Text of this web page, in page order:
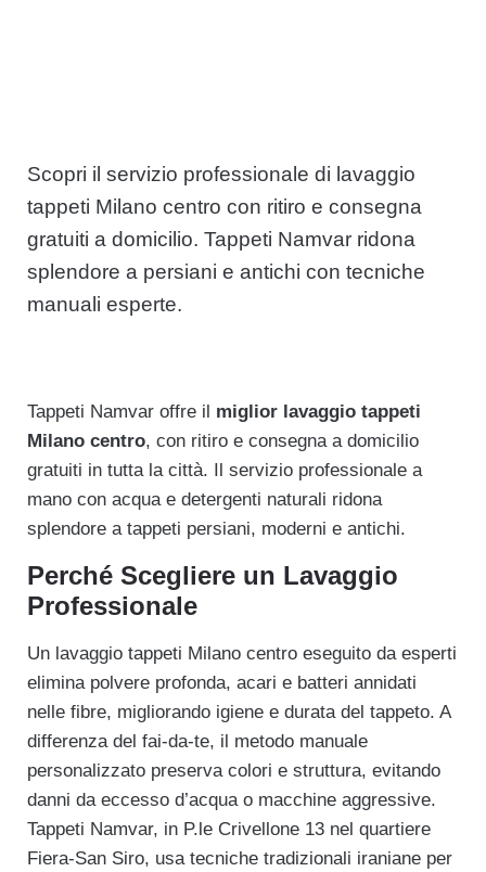
Scopri il servizio professionale di lavaggio
tappeti Milano centro con ritiro e consegna
gratuiti a domicilio. Tappeti Namvar ridona
splendore a persiani e antichi con tecniche
manuali esperte.
Tappeti Namvar offre il miglior lavaggio tappeti
Milano centro, con ritiro e consegna a domicilio
gratuiti in tutta la città. Il servizio professionale a
mano con acqua e detergenti naturali ridona
splendore a tappeti persiani, moderni e antichi.
Perché Scegliere un Lavaggio
Professionale
Un lavaggio tappeti Milano centro eseguito da esperti
elimina polvere profonda, acari e batteri annidati
nelle fibre, migliorando igiene e durata del tappeto. A
differenza del fai-da-te, il metodo manuale
personalizzato preserva colori e struttura, evitando
danni da eccesso d’acqua o macchine aggressive.
Tappeti Namvar, in P.le Crivellone 13 nel quartiere
Fiera-San Siro, usa tecniche tradizionali iraniane per